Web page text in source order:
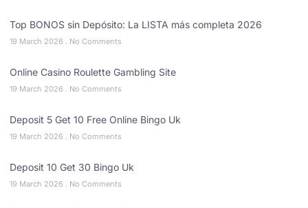
Top BONOS sin Depósito: La LISTA más completa 2026
19 March 2026 No Comments
Online Casino Roulette Gambling Site
19 March 2026 No Comments
Deposit 5 Get 10 Free Online Bingo Uk
19 March 2026 No Comments
Deposit 10 Get 30 Bingo Uk
19 March 2026 No Comments